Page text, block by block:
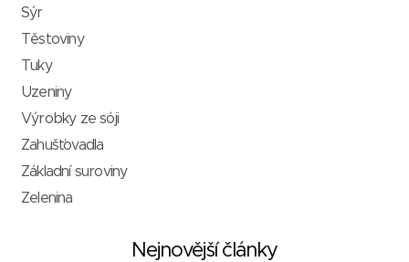
Sýr
Těstoviny
Tuky
Uzeniny
Výrobky ze sóji
Zahušťovadla
Základní suroviny
Zelenina
Nejnovější články